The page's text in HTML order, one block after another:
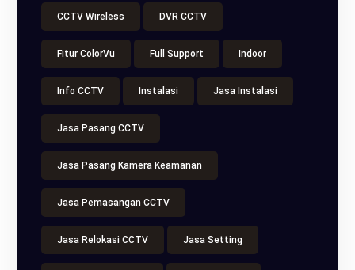
CCTV Wireless DVR CCTV
Fitur ColorVu Full Support Indoor
Info CCTV Instalasi Jasa Instalasi
Jasa Pasang CCTV
Jasa Pasang Kamera Keamanan
Jasa Pemasangan CCTV
Jasa Relokasi CCTV Jasa Setting